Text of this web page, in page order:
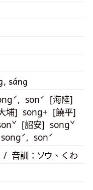
sáng
sonˊ [海陸]
埔] song+ [饒平]
[詔安] songˇ
sonˊ
/ 音訓：ソウ、くわ